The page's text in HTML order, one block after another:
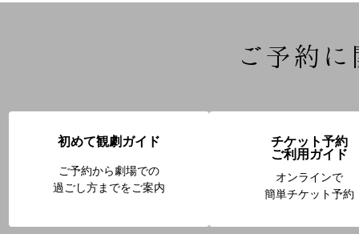
ご予約
初めて観劇ガイド
ご予約から劇場での
過ごし方までをご案内
チケット予約
ご利用ガイド
オンラインで
簡単チケット予約